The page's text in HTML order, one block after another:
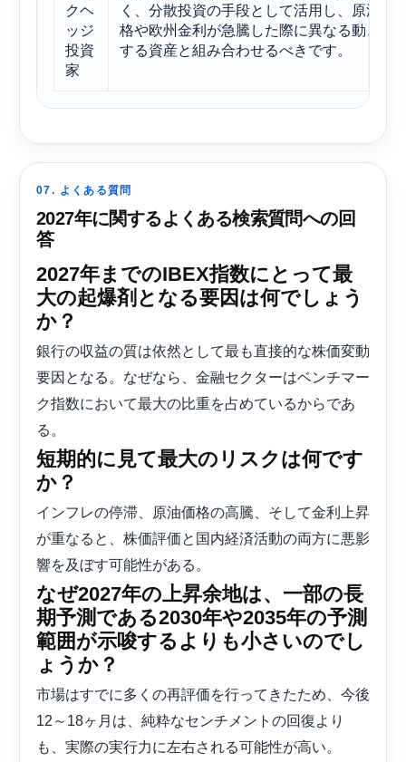
クヘ
ッジ
投資
家
く、分散投資の手段として活用し、原油価
格や欧州金利が急騰した際に異なる動きを
する資産と組み合わせるべきです。
07. よくある質問
2027年に関するよくある検索質問への回
答
2027年までのIBEX指数にとって最
大の起爆剤となる要因は何でしょう
か？
銀行の収益の質は依然として最も直接的な株価変動
要因となる。なぜなら、金融セクターはベンチマー
ク指数において最大の比重を占めているからであ
る。
短期的に見て最大のリスクは何です
か？
インフレの停滞、原油価格の高騰、そして金利上昇
が重なると、株価評価と国内経済活動の両方に悪影
響を及ぼす可能性がある。
なぜ2027年の上昇余地は、一部の長
期予測である2030年や2035年の予測
範囲が示唆するよりも小さいのでし
ょうか？
市場はすでに多くの再評価を行ってきたため、今後
12～18ヶ月は、純粋なセンチメントの回復より
も、実際の実行力に左右される可能性が高い。